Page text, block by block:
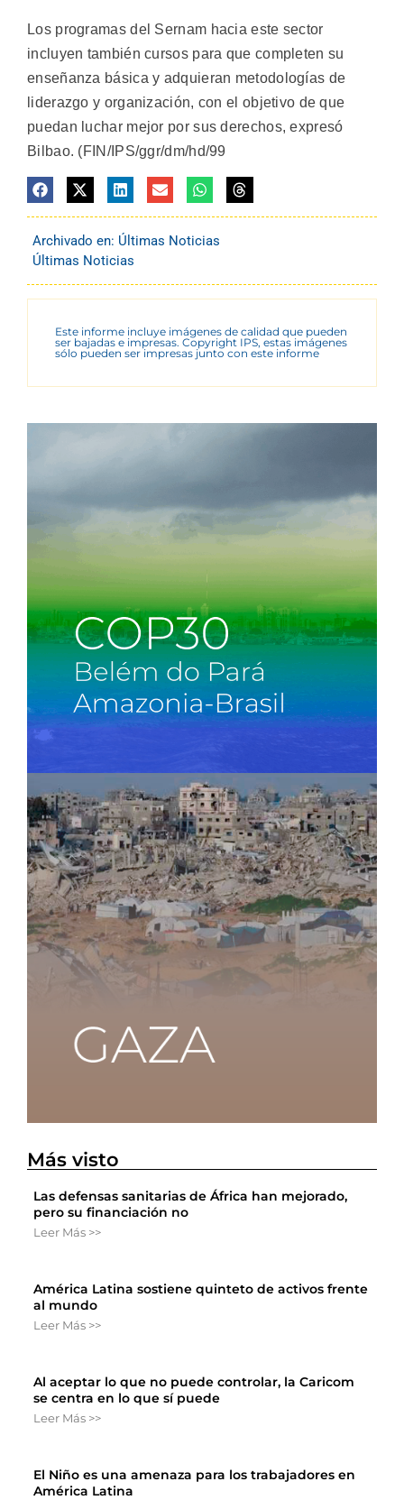
Los programas del Sernam hacia este sector
incluyen también cursos para que completen su
enseñanza básica y adquieran metodologías de
liderazgo y organización, con el objetivo de que
puedan luchar mejor por sus derechos, expresó
Bilbao. (FIN/IPS/ggr/dm/hd/99
Archivado en: Últimas Noticias
Últimas Noticias
Este informe incluye imágenes de calidad que pueden
ser bajadas e impresas. Copyright IPS, estas imágenes
sólo pueden ser impresas junto con este informe
Más visto
Las defensas sanitarias de África han mejorado,
pero su financiación no
Leer Más >>
América Latina sostiene quinteto de activos frente
al mundo
Leer Más >>
Al aceptar lo que no puede controlar, la Caricom
se centra en lo que sí puede
Leer Más >>
El Niño es una amenaza para los trabajadores en
América Latina